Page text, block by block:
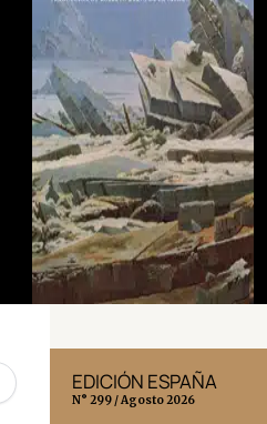
EDICIÓN ESPAÑA
N° 299 / Agosto 2026